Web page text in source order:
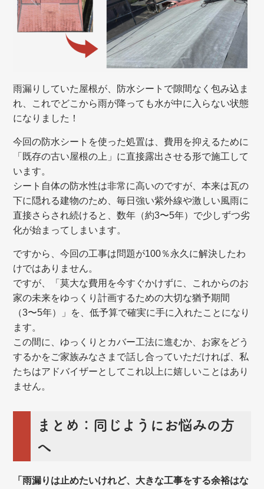
雨漏りしていた屋根が、防水シートで隙間なく包み込ま
れ、これでどこから雨が降っても水が中に入らない状態
になりました！
今回の防水シートを使った処置は、費用を抑えるために
「既存の古い屋根の上」に直接露出させる形で施工して
います。
シート自体の防水性は非常に高いのですが、本来は瓦の
下に隠れる建物のため、毎日強い紫外線や激しい風雨に
直接さらされ続けると、数年（約3〜5年）で少しずつ劣
化が始まってしまいます。
ですから、今回の工事は問題が100％永久に解決したわ
けではありません。
ですが、「莫大な費用を今すぐかけずに、これからのお
家の未来をゆっくり計画するための大切な猶予期間
（3〜5年）」を、低予算で確実に手に入れたことになり
ます。
この間に、ゆっくりとカバー工法に進むか、お家をどう
するかをご家族みなさまで話し合っていただければ、私
たちはアドバイザーとしてこれ以上に嬉しいことはあり
ません。
まとめ：同じようにお悩みの方
へ
「雨漏りは止めたいけれど、大きな工事をする余裕はな